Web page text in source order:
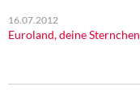
16.07.2012
Euroland, deine Sternchen